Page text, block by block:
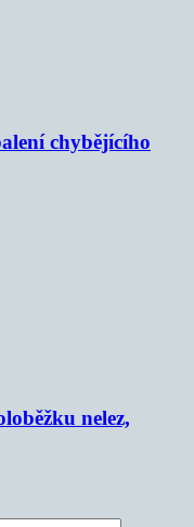
chybějícího
nelez,